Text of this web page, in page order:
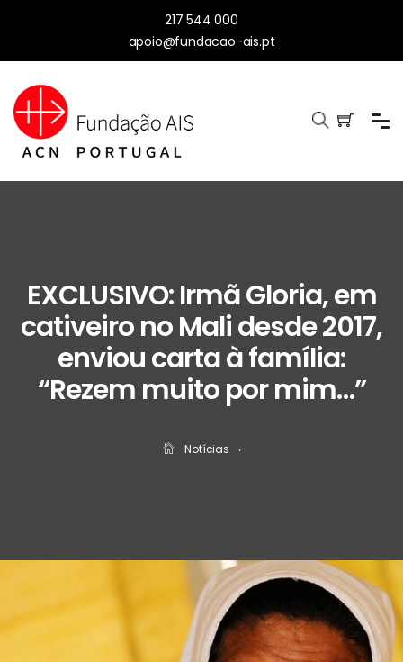
217 544 000
apoio@fundacao-ais.pt
EXCLUSIVO: Irmã Gloria, em
cativeiro no Mali desde 2017,
enviou carta à família:
“Rezem muito por mim…”
Notícias ‧